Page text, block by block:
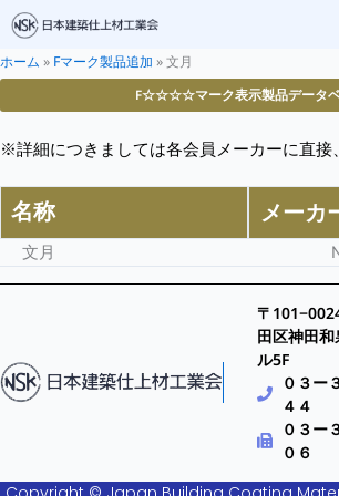
ホーム » Fマーク製品追加 »文月
F☆☆☆☆マーク表示製品データ
※詳細につきましては各会員メーカーに直接
名称 メーカ
文月
〒
田区神田
ル5F
０３ー
４４
０３ー
０６